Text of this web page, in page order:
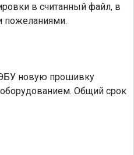
в считанный файл, в
пожеланиями.
новую прошивку
Общий срок